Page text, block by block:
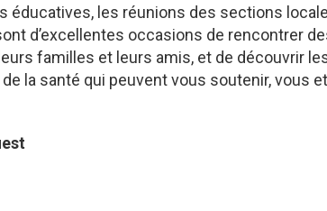
éducatives, les réunions des sections
d’excellentes occasions de rencontrer
familles et leurs amis, et de découvrir
la santé qui peuvent vous soutenir, vous et